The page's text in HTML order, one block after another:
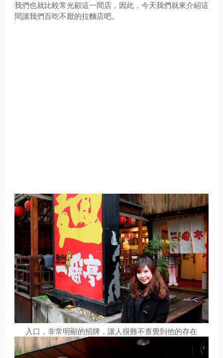
我們也就比較常光顧這一間店，因此，今天我們就來介紹這
間讓我們百吃不厭的拉麵店吧。
入口，非常明顯的招牌，讓人很難不查覺到他的存在